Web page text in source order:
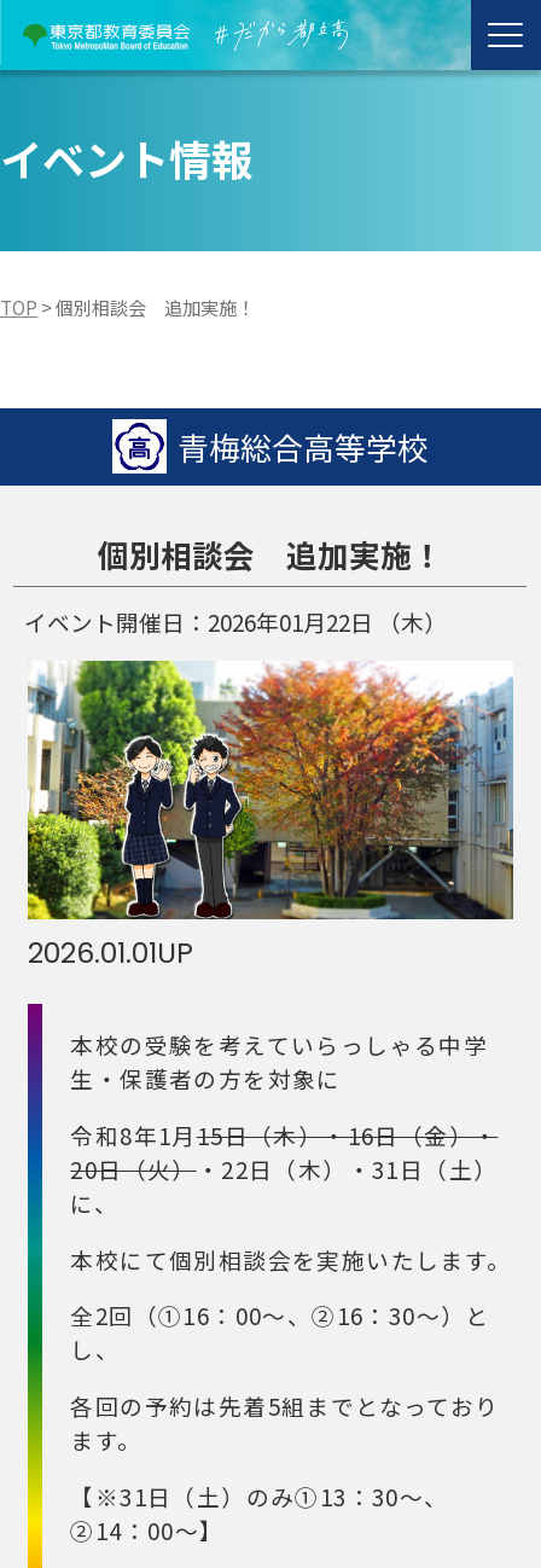
イベント情報
TOP >個別相談会 追加実施！
青梅総合高等学校
個別相談会 追加実施！
イベント開催日： 2026年01月22日 （木）
2026.01.01UP
本校の受験を考えていらっしゃる中学
生・保護者の方を対象に
令和8年1月15日（木）・16日（金）・
20日（火）・22日（木）・31日（土）
に、
本校にて個別相談会を実施いたします。
全2回（①16：00～、②16：30～）と
し、
各回の予約は先着5組までとなっており
ます。
【※31日（土）のみ①13：30～、
②14：00～】